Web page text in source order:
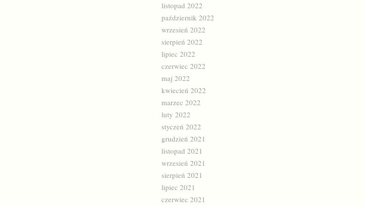
listopad 2022
październik 2022
wrzesień 2022
sierpień 2022
lipiec 2022
czerwiec 2022
maj 2022
kwiecień 2022
marzec 2022
luty 2022
styczeń 2022
grudzień 2021
listopad 2021
wrzesień 2021
sierpień 2021
lipiec 2021
czerwiec 2021